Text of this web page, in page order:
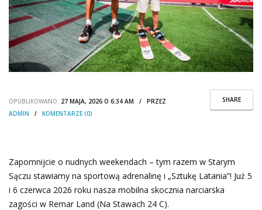
SHARE
OPUBLIKOWANO: 27 MAJA, 2026 O 6:34 AM / PRZEZ
ADMIN / KOMENTARZE (0)
Zapomnijcie o nudnych weekendach – tym razem w Starym
Sączu stawiamy na sportową adrenalinę i „Sztukę Latania”! Już 5
i 6 czerwca 2026 roku nasza mobilna skocznia narciarska
zagości w Remar Land (Na Stawach 24 C).